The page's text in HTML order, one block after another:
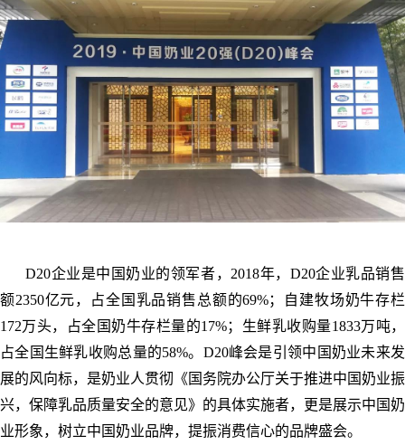
D20企业是中国奶业的领军者，2018年，D20企业乳品销售
额2350亿元，占全国乳品销售总额的69%；自建牧场奶牛存栏
172万头，占全国奶牛存栏量的17%；生鲜乳收购量1833万吨，
占全国生鲜乳收购总量的58%。D20峰会是引领中国奶业未来发
展的风向标，是奶业人贯彻《国务院办公厅关于推进中国奶业振
兴，保障乳品质量安全的意见》的具体实施者，更是展示中国奶
业形象，树立中国奶业品牌，提振消费信心的品牌盛会。